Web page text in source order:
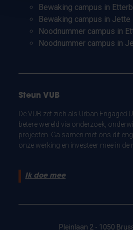
Bewaking campus in
Bewaking campus in Jette
Noodnummer campus in
Noodnummer campus in
Steun VUB
De VUB zet zich als Urban Engaged
betere wereld via onderzoek,
projecten. Ga samen met ons dit
onze werking en investeer mee in de
Ik doe mee
Pleinlaan 2 - 1050